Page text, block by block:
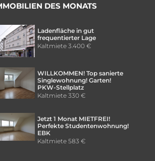
DES MONATS
Ladenfläche in gut
frequentierter Lage
Kaltmiete3.400 €
WILLKOMMEN! Top sanierte
Singlewohnung! Garten!
PKW-Stellplatz
Kaltmiete330 €
Jetzt 1 Monat MIETFREI!
Perfekte Studentenwohnung!
EBK
Kaltmiete583 €